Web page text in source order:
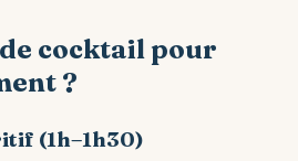
cocktail pour
?
(1h–1h30)